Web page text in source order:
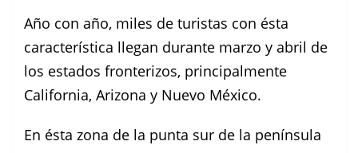
Año con año, miles de turistas con ésta
característica llegan durante marzo y abril de
los estados fronterizos, principalmente
California, Arizona y Nuevo México.
En ésta zona de la punta sur de la península